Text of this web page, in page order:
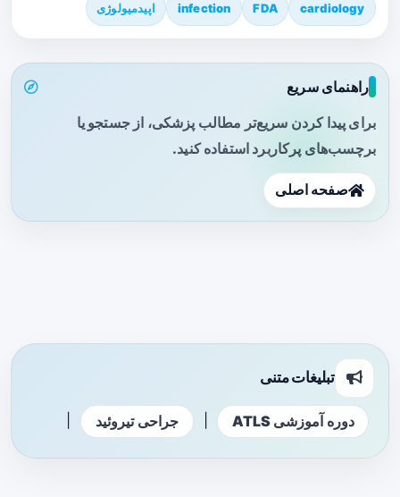
cardiology
FDA
infection اپیدمیولوژی
راهنمای سریع
برای پیدا کردن سریع‌تر مطالب پزشکی، از جستجو یا
برچسب‌های پرکاربرد استفاده کنید.
صفحه اصلی
تبلیغات متنی
دوره آموزشی ATLS جراحی تیروئید